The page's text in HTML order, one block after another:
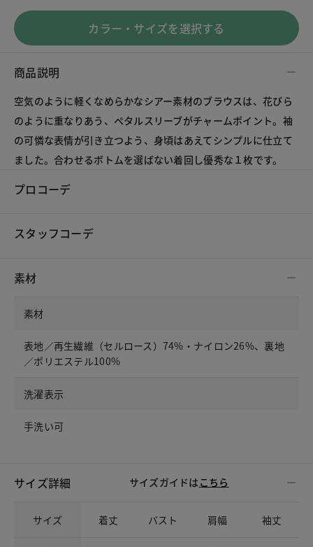
カラー・サイズを選択する
商品説明
空気のように軽くなめらかなシアー素材のブラウスは、花びら
のように重なりあう、ペタルスリーブがチャームポイント。袖
の可憐な表情が引き立つよう、身頃はあえてシンプルに仕立て
ました。合わせるボトムを選ばない着回し優秀な１枚です。
プロコーデ
スタッフコーデ
素材
素材
表地／再生繊維（セルロース）74%・ナイロン26%、裏地
／ポリエステル100%
洗濯表示
手洗い可
サイズ詳細 サイズガイドは こちら
サイズ 着丈 バスト 肩幅 袖丈